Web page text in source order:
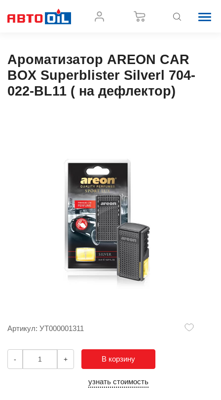
Ароматизатор AREON CAR
BOX Superblister Silverl 704-
022-BL11 ( на дефлектор)
Артикул: УТ000001311
- + В корзину
узнать стоимость